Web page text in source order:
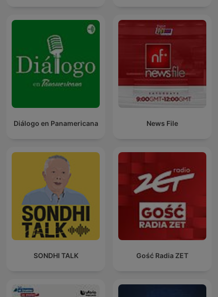
Diálogo en Panamericana News File
SONDHI TALK Gość Radia ZET